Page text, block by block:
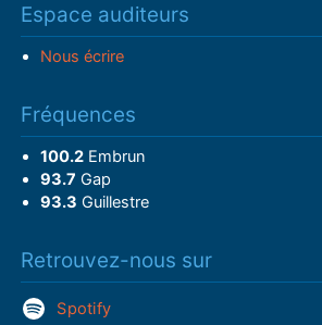
Espace auditeurs
Nous écrire
Fréquences
100.2Embrun
93.7 Gap
93.3 Guillestre
Retrouvez-nous sur
Spotify